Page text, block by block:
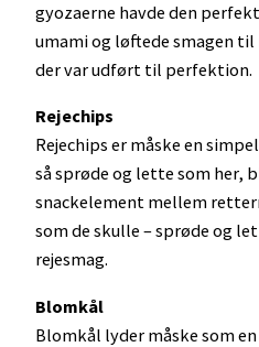
gyozaerne havde den
umami og løftede smagen til
der var udført til perfektion.
Rejechips
Rejechips er måske en
så sprøde og lette som her,
snackelement mellem
som de skulle – sprøde og
rejesmag.
Blomkål
Blomkål lyder måske som